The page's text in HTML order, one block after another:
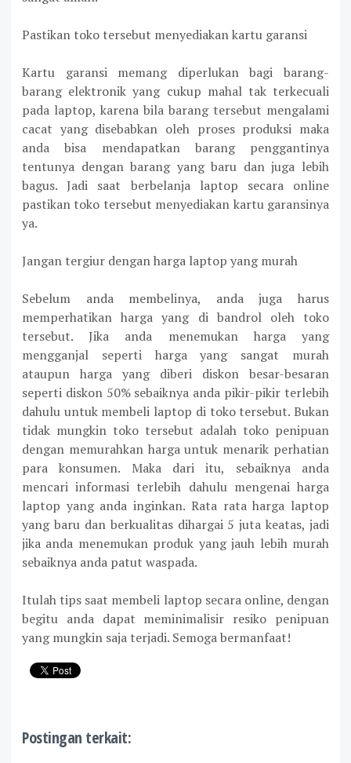
Pastikan toko tersebut menyediakan kartu garansi
Kartu garansi memang diperlukan bagi barang-
barang elektronik yang cukup mahal tak terkecuali
pada laptop, karena bila barang tersebut mengalami
cacat yang disebabkan oleh proses produksi maka
anda bisa mendapatkan barang penggantinya
tentunya dengan barang yang baru dan juga lebih
bagus. Jadi saat berbelanja laptop secara online
pastikan toko tersebut menyediakan kartu garansinya
ya.
Jangan tergiur dengan harga laptop yang murah
Sebelum anda membelinya, anda juga harus
memperhatikan harga yang di bandrol oleh toko
tersebut. Jika anda menemukan harga yang
mengganjal seperti harga yang sangat murah
ataupun harga yang diberi diskon besar-besaran
seperti diskon 50% sebaiknya anda pikir-pikir terlebih
dahulu untuk membeli laptop di toko tersebut. Bukan
tidak mungkin toko tersebut adalah toko penipuan
dengan memurahkan harga untuk menarik perhatian
para konsumen. Maka dari itu, sebaiknya anda
mencari informasi terlebih dahulu mengenai harga
laptop yang anda inginkan. Rata rata harga laptop
yang baru dan berkualitas dihargai 5 juta keatas, jadi
jika anda menemukan produk yang jauh lebih murah
sebaiknya anda patut waspada.
Itulah tips saat membeli laptop secara online, dengan
begitu anda dapat meminimalisir resiko penipuan
yang mungkin saja terjadi. Semoga bermanfaat!
Postingan terkait: